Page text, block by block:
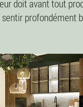
doit avant tout
sentir profondément